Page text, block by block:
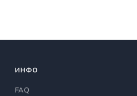
ИНФО
FAQ